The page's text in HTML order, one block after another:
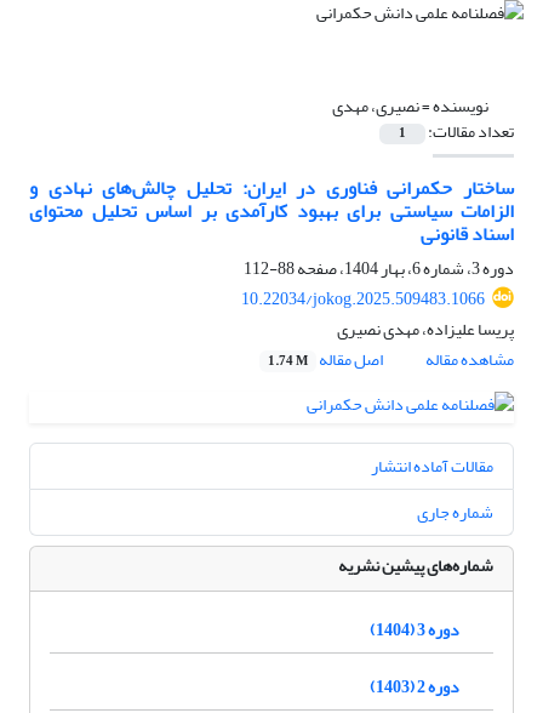
نویسنده =نصیری، مهدی
تعداد مقالات: 1
ساختار حکمرانی فناوری در ایران: تحلیل چالش‌های نهادی و
الزامات سیاستی برای بهبود کارآمدی بر اساس تحلیل محتوای
اسناد قانونی
دوره 3، شماره 6، بهار 1404، صفحه
88-112
10.22034/jokog.2025.509483.1066
پریسا علیزاده، مهدی نصیری
مشاهده مقاله
اصل مقاله 1.74 M
مقالات آماده انتشار
شماره جاری
شماره‌های پیشین نشریه
دوره 3 (1404)
دوره 2 (1403)